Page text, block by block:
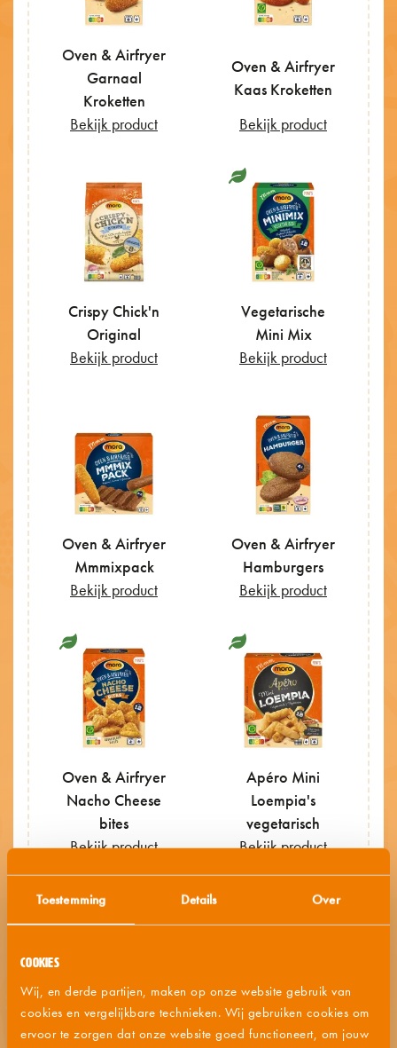
Toestemming Details Over
Cookies
Wij, en derde partijen, maken op onze website gebruik van
cookies en vergelijkbare technieken. Wij gebruiken cookies om
ervoor te zorgen dat onze website goed functioneert, om jouw
Oven & Airfryer
Garnaal
Kroketten
Bekijk product
Oven & Airfryer
Kaas Kroketten
Bekijk product
Crispy Chick'n
Original
Bekijk product
Vegetarische
Mini Mix
Bekijk product
Oven & Airfryer
Mmmixpack
Bekijk product
Oven & Airfryer
Hamburgers
Bekijk product
Oven & Airfryer
Nacho Cheese
bites
Bekijk product
Apéro Mini
Loempia's
vegetarisch
Bekijk product
Classics
Classics